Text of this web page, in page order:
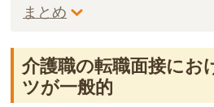
まとめ
介護職の転職面接にお
ツが一般的